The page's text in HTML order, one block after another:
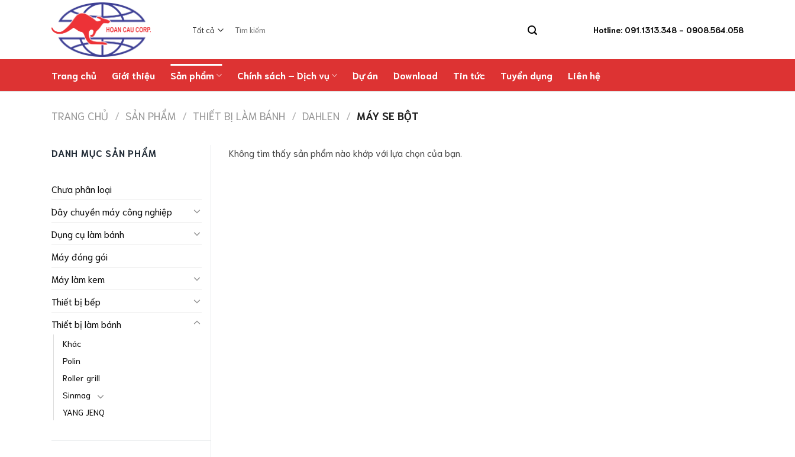
kiếm:
Hotline: 091.1313.348 - 0908.564.058
Trang chủ Giới thiệu Sản phẩm Chính sách – Dịch vụ Dự án Download Tin tức Tuyển dụng Liên hệ
TRANG CHỦ / SẢN PHẨM / THIẾT BỊ LÀM BÁNH / DAHLEN / MÁY SE BỘT
DANH MỤC SẢN PHẨM
Chưa phân loại
Dây chuyền máy công nghiệp
Dụng cụ làm bánh
Máy đóng gói
Máy làm kem
Thiết bị bếp
Thiết bị làm bánh
Khác
Polin
Roller grill
Sinmag
YANG JENQ
Không tìm thấy sản phẩm nào khớp với lựa chọn của bạn.